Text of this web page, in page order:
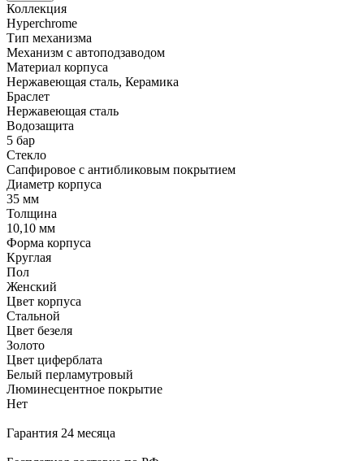
Коллекция
Hyperchrome
Тип механизма
Механизм с автоподзаводом
Материал корпуса
Нержавеющая сталь, Керамика
Браслет
Нержавеющая сталь
Водозащита
5 бар
Стекло
Сапфировое с антибликовым покрытием
Диаметр корпуса
35 мм
Толщина
10,10 мм
Форма корпуса
Круглая
Пол
Женский
Цвет корпуса
Стальной
Цвет безеля
Золото
Цвет циферблата
Белый перламутровый
Люминесцентное покрытие
Нет
Гарантия 24 месяца